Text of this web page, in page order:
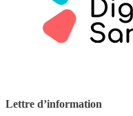
Lettre d’information